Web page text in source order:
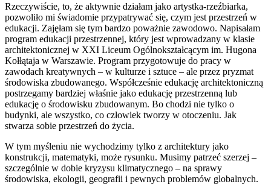
Rzeczywiście, to, że aktywnie działam jako artystka-rzeźbiarka,
pozwoliło mi świadomie przypatrywać się, czym jest przestrzeń w
edukacji. Zajęłam się tym bardzo poważnie zawodowo. Napisałam
program edukacji przestrzennej, który jest wprowadzany w klasie
architektonicznej w XXI Liceum Ogólnokształcącym im. Hugona
Kołłątaja w Warszawie. Program przygotowuje do pracy w
zawodach kreatywnych – w kulturze i sztuce – ale przez pryzmat
środowiska zbudowanego. Współcześnie edukację architektoniczną
postrzegamy bardziej właśnie jako edukację przestrzenną lub
edukację o środowisku zbudowanym. Bo chodzi nie tylko o
budynki, ale wszystko, co człowiek tworzy w otoczeniu. Jak
stwarza sobie przestrzeń do życia.
W tym myśleniu nie wychodzimy tylko z architektury jako
konstrukcji, matematyki, może rysunku. Musimy patrzeć szerzej –
szczególnie w dobie kryzysu klimatycznego – na sprawy
środowiska, ekologii, geografii i pewnych problemów globalnych.